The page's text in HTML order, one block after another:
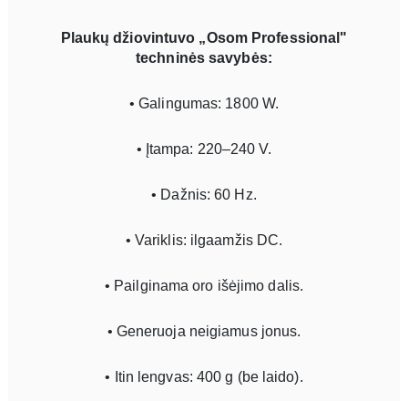
Plaukų džiovintuvo „Osom Professional"
techninės savybės:
• Galingumas: 1800 W.
• Įtampa: 220–240 V.
• Dažnis: 60 Hz.
• Variklis: ilgaamžis DC.
• Pailginama oro išėjimo dalis.
• Generuoja neigiamus jonus.
• Itin lengvas: 400 g (be laido).